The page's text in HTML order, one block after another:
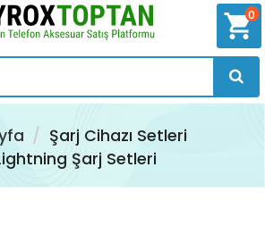
shopping_cart
0
Şarj Cihazı Setleri
Şarj Setleri